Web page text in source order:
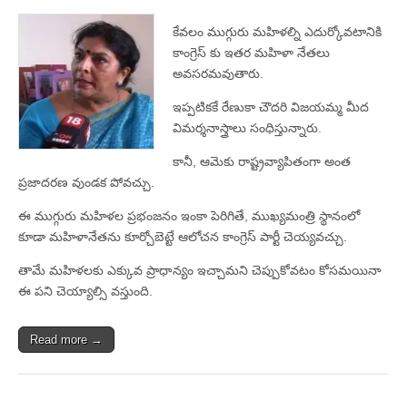
కేవలం ముగ్గురు మహిళల్ని ఎదుర్కోవటానికి
కాంగ్రెస్‌ కు ఇతర మహిళా నేతలు
అవసరమవుతారు.
ఇప్పటికకే రేణుకా చౌదరి విజయమ్మ మీద
విమర్శనాస్త్రాలు సంధిస్తున్నారు.
కానీ, ఆమెకు రాష్ట్రవ్యాపితంగా అంత
ప్రజాదరణ వుండక పోవచ్చు.
ఈ ముగ్గురు మహిళల ప్రభంజనం ఇంకా పెరిగితే, ముఖ్యమంత్రి స్థానంలో
కూడా మహిళానేతను కూర్చోబెట్టే ఆలోచన కాంగ్రెస్‌ పార్టీ చెయ్యవచ్చు.
తామే మహిళలకు ఎక్కువ ప్రాధాన్యం ఇచ్చామని చెప్పుకోవటం కోసమయినా
ఈ పని చెయ్యాల్సి వస్తుంది.
Read more →